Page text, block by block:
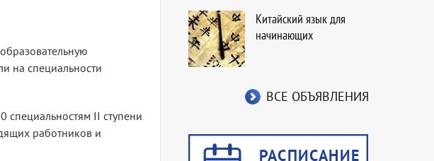
на специальности
специальностям II ступени
работников и
Китайский язык для
начинающих
ВСЕ ОБЪЯВЛЕНИЯ